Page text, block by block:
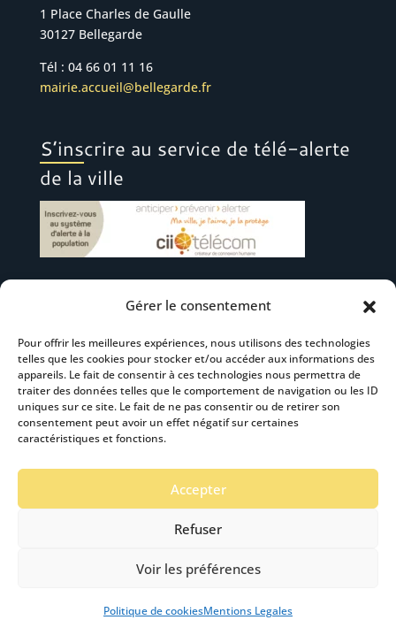
Gérer le consentement
Pour offrir les meilleures expériences, nous utilisons des technologies
telles que les cookies pour stocker et/ou accéder aux informations des
appareils. Le fait de consentir à ces technologies nous permettra de
traiter des données telles que le comportement de navigation ou les ID
uniques sur ce site. Le fait de ne pas consentir ou de retirer son
consentement peut avoir un effet négatif sur certaines
caractéristiques et fonctions.
Accepter
Refuser
Voir les préférences
Politique de cookiesMentions Legales
1 Place Charles de Gaulle
30127 Bellegarde
Tél : 04 66 01 11 16
mairie.accueil@bellegarde.fr
S’inscrire au service de télé-alerte
de la ville
Suivez-nous
S’abonner à la newsletter
Stardust Communication Copyright © 2019 -2024